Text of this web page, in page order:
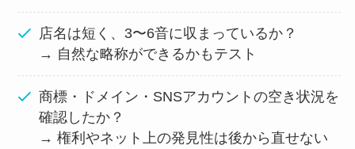
店名は短く、3〜6音に収まっているか？
→ 自然な略称ができるかもテスト
商標・ドメイン・SNSアカウントの空き状況を
確認したか？
→ 権利やネット上の発見性は後から直せない